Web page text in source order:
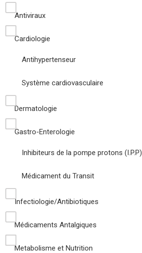
Antiviraux
Cardiologie
Antihypertenseur
Système cardiovasculaire
Dermatologie
Gastro-Enterologie
Inhibiteurs de la pompe protons (I.P.P)
Médicament du Transit
Infectiologie/Antibiotiques
Médicaments Antalgiques
Metabolisme et Nutrition